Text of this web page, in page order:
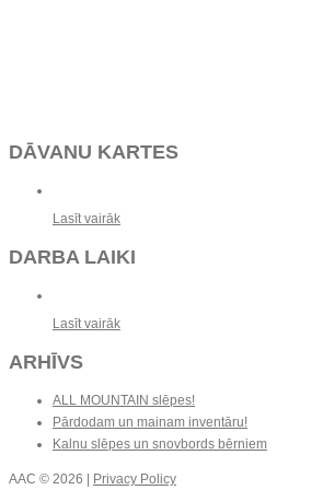
DĀVANU KARTES
Lasīt vairāk
DARBA LAIKI
Lasīt vairāk
ARHĪVS
ALL MOUNTAIN slēpes!
Pārdodam un mainam inventāru!
Kalnu slēpes un snovbords bērniem
AAC © 2026 | Privacy Policy